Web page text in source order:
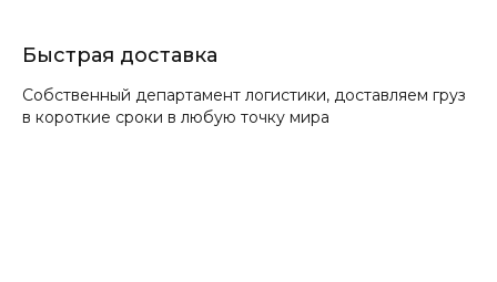
Быстрая доставка
Собственный департамент логистики, доставляем груз
в короткие сроки в любую точку мира